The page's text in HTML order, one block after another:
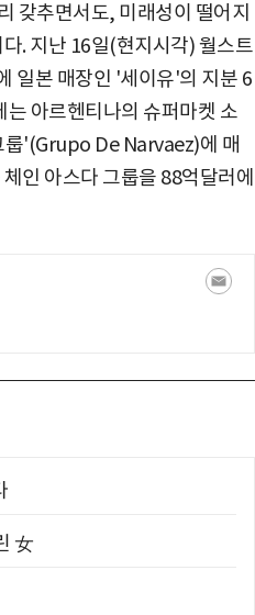
갖추면서도, 미래성이 떨어지
. 지난 16일(현지시각) 월스트
일본 매장인 '세이유'의 지분 6
아르헨티나의 슈퍼마켓 소
룹'(Grupo De Narvaez)에 매
인 아스다 그룹을 88억달러에
女